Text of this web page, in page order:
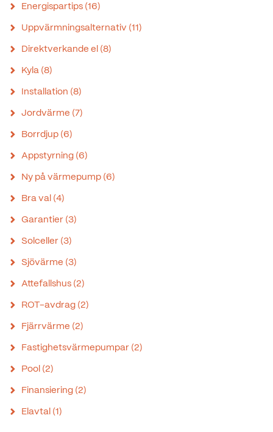
Energispartips (16)
Uppvärmningsalternativ (11)
Direktverkande el (8)
Kyla (8)
Installation (8)
Jordvärme (7)
Borrdjup (6)
Appstyrning (6)
Ny på värmepump (6)
Bra val (4)
Garantier (3)
Solceller (3)
Sjövärme (3)
Attefallshus (2)
ROT-avdrag (2)
Fjärrvärme (2)
Fastighetsvärmepumpar (2)
Pool (2)
Finansiering (2)
Elavtal (1)